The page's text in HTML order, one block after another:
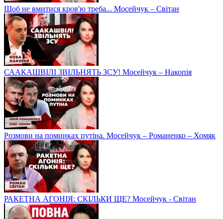
Щоб не вмитися кров'ю треба... Мосейчук – Світан
СААКАШВІЛІ ЗВІЛЬНЯТЬ ЗСУ! Мосейчук – Накопія
Розмови на поминках путіна. Мосейчук – Романенко – Хомяк
РАКЕТНА АГОНІЯ: СКІЛЬКИ ЩЕ? Мосейчук - Світан